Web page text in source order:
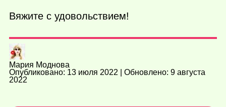
Вяжите с удовольствием!
Мария Моднова
Опубликовано: 13 июля 2022 | Обновлено: 9 августа
2022